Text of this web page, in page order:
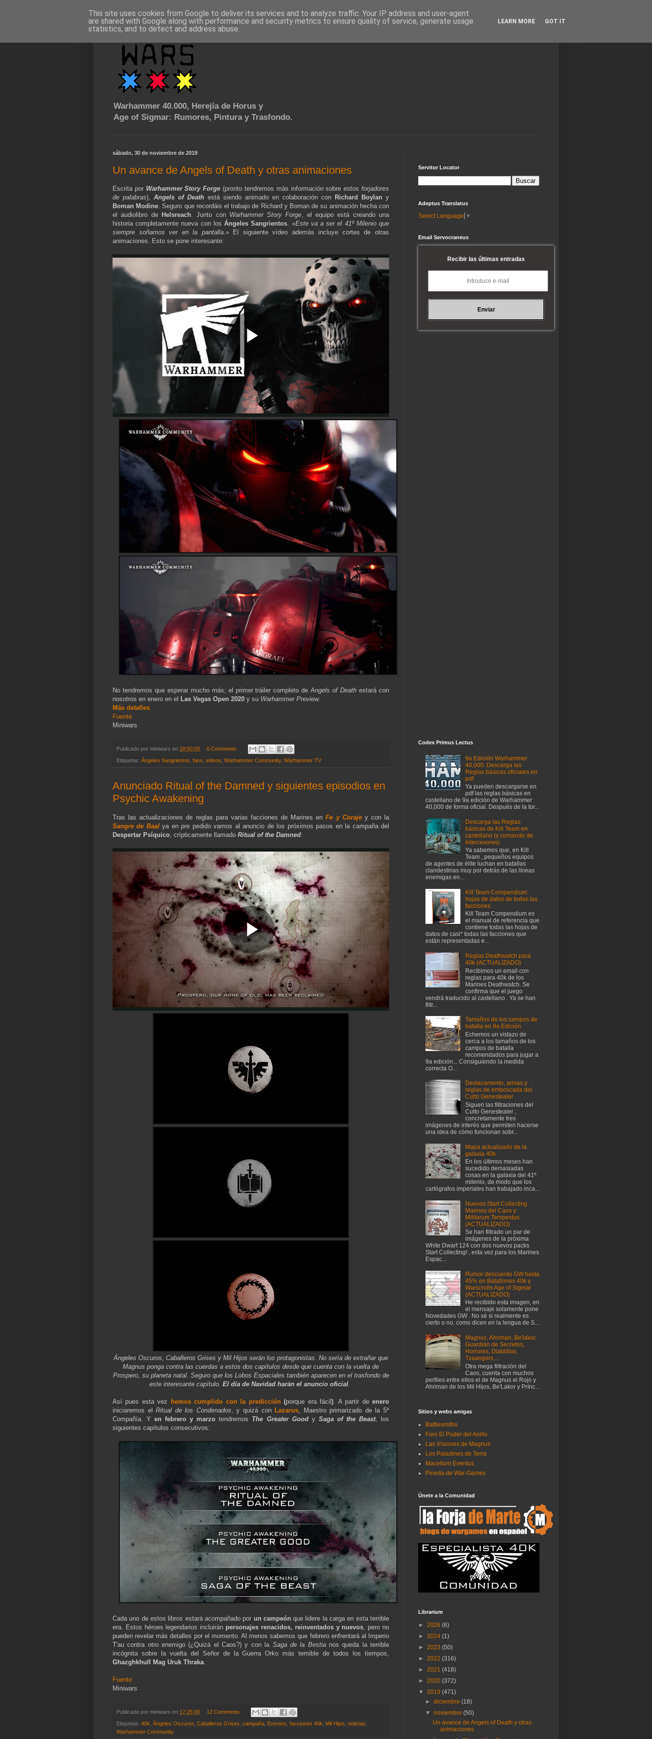
Warhammer 40.000, Herejía de Horus y
Age of Sigmar: Rumores, Pintura y Trasfondo.
sábado, 30 de noviembre de 2019
Un avance de Angels of Death y otras animaciones
Escrita por Warhammer Story Forge (pronto tendremos más información sobre estosforjadores
de palabras), Angels of Death está siendo animado en colaboración con Richard Boylan y
Boman Modine. Seguro que recordáis el trabajo de Richard y Boman de su animación hecha con
el audiolibro de Helsreach. Junto con Warhammer Story Forge, el equipo está creando una
historia completamente nueva con losÁngeles Sangrientos. «Este va a ser el 41º Milenio que
siempre soñamos ver en la pantalla.»
El siguiente vídeo además incluye cortes de otras
animaciones. Esto se pone interesante:
No tendremos que esperar mucho más; el primer tráiler completo deAngels of Death estará con
nosotros en enero en el Las Vegas Open 2020 y su Warhammer Preview.
Más detalles
Fuente
Miniwars
Publicado por miniwars en 18:50:00 0 Comments
Etiquetas: Ángeles Sangrientos, fans, videos, Warhammer Community, Warhammer TV
Anunciado Ritual of the Damned y siguientes episodios en
Psychic Awakening
Tras las actualizaciones de reglas para varias facciones de Marines enFe y Corajey con la
Sangre de Baalya en pre pedido vamos al anuncio de los próximos pasos en la campaña del
Despertar Psíquico , crípticamente llamado Ritual of the Damned:
Ángeles Oscuros, Caballeros Grises y Mil Hijos serán los protagonistas. No sería de extrañar que
Magnus ponga contra las cuerdas a estos dos capítulos desde que cuenta con la vuelta de
Prospero, su planeta natal. Seguro que los Lobos Espaciales también aparecen en el trasfondo de
este interesante capítulo. El día de Navidad harán el anuncio oficial
Así pues esta vez hemos cumplido con la predicción (porque era fácil) . A partir deenero
iniciaremos el Ritual de los Condenados , y quizá con Lazarus , Maestro primarizado de la 5ª
Compañía. Yen febrero y marzo tendremos The Greater Goody Saga of the Beast, los
siguientes capítulos consecutivos:
Cada uno de estos libros estará acompañado por un campeón que lidere la carga en esta terrible
era. Estos héroes legendarios incluirán personajes renacidos, reinventados y nuevos , pero no
pueden revelar más detalles por el momento. Al menos sabemos que febrero enfrentará al Imperio
T'au contra otro enemigo (¿Quizá el Caos?) y con la Saga de la Bestianos queda la terrible
incógnita sobre la vuelta del Señor de la Guerra Orko más temible de todos los tiempos,
Ghazghkhull Mag Uruk Thraka
Fuente
Miniwars
Publicado por miniwars en 17:25:00 12 Comments
Etiquetas: 40k Ángeles Oscuros Caballeros Grises campaña Eventos facciones 40k Mil Hijos noticias
Warhammer Community
Servitor Locator
Adeptus Translatus
Select Language ▼
Email Servocraneus
Recibir las últimas entradas
Codex Primus Lectus
9a Edición Warhammer
40,000: Descarga las
Reglas básicas oficiales en
pdf
Ya pueden descargarse en
pdf las reglas básicas en
castellano de 9a edición de Warhammer
40,000 de forma oficial. Después de la tor...
Descarga las Reglas
básicas de Kill Team en
castellano (y comando de
Intercesores)
Ya sabemos que, en Kill
Team , pequeños equipos
de agentes de élite luchan en batallas
clandestinas muy por detrás de las líneas
enemigas en...
Kill Team Compendium:
hojas de datos de todas las
facciones
Kill Team Compendium es
el manual de referencia que
contiene todas las hojas de
datos de casi* todas las facciones que
están representadas e...
Reglas Deathwatch para
40k (ACTUALIZADO)
Recibimos un email con
reglas para 40k de los
Marines Deathwatch. Se
confirma que el juego
vendrá traducido al castellano . Ya se han
filtr...
Tamaños de los campos de
batalla en 9a Edición
Echemos un vistazo de
cerca a los tamaños de los
campos de batalla
recomendados para jugar a
9a edición... Consiguiendo la medida
correcta O...
Destacamento, armas y
reglas de emboscada del
Culto Genestealer
Siguen las filtraciones del
Culto Genestealer ,
concretamente tres
imágenes de interés que permiten hacerse
una idea de cómo funcionan sobr...
Mapa actualizado de la
galaxia 40k
En los últimos meses han
sucedido demasiadas
cosas en la galaxia del 41º
milenio, de modo que los
cartógrafos imperiales han trabajado inca...
Nuevos Start Collecting
Marines del Caos y
Militarum Tempestus
(ACTUALIZADO)
Se han filtrado un par de
imágenes de la próxima
White Dwarf 124 con dos nuevos packs
Start Collecting! , esta vez para los Marines
Espac...
Rumor descuento GW hasta
45% en Batallones 40k y
Warscrolls Age of Sigmar
(ACTUALIZADO)
He recibido esta imagen, en
el mensaje solamente pone
Novedades GW . No sé si realmente es
cierto o no, como dicen en la lengua de S...
Magnus, Ahriman, Be'lakor,
Guardián de Secretos,
Horrores, Diablillas,
Tzaangors,...
Otra mega filtración del
Caos, cuenta con muchos
perfiles entre ellos el de Magnus el Rojo y
Ahriman de los Mil Hijos, Be'Lakor y Prínc...
Sitios y webs amigas
Battlesmiths
Foro El Poder del Anillo
Las Visiones de Magnus
Los Paladines de Terra
Macellum Eventus
Pineda de War-Games
Únete a la Comunidad
Librarium
► 2026 (6)
► 2024 (1)
► 2023 (50)
► 2022 (316)
► 2021 (418)
► 2020 (372)
▼ 2019 (471)
►diciembre(18)
▼noviembre(50)
Un avance de Angels of Death y otras
animaciones
This site uses cookies from Google to deliver its services and to analyze traffic. Your IP address and user-agent
are shared with Google along with performance and security metrics to ensure quality of service, generate usage
statistics, and to detect and address abuse.
LEARN MORE GOT IT